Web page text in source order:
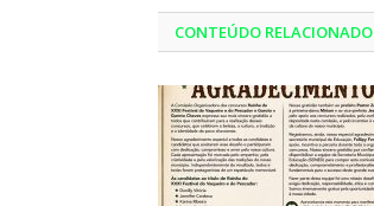
CONTEÚDO RELACIONADO